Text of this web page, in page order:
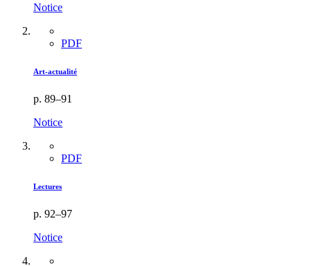
Notice
PDF
Art-actualité
p. 89–91
Notice
PDF
Lectures
p. 92–97
Notice